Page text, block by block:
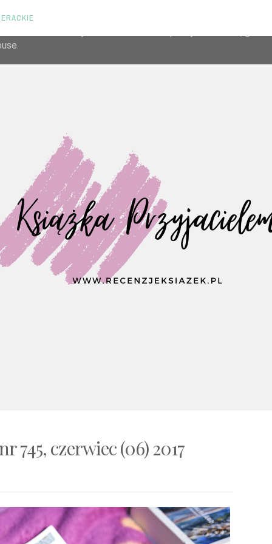
745, czerwiec (06) 2017
its services and to analyze traffic. Your IP address and